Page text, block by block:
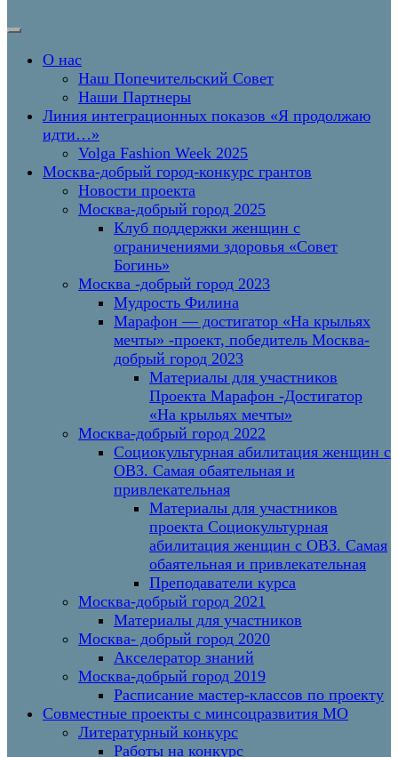
О нас
Наш Попечительский Совет
Наши Партнеры
Линия интеграционных показов «Я продолжаю
идти…»
Volga Fashion Week 2025
Москва-добрый город-конкурс грантов
Новости проекта
Москва-добрый город 2025
Клуб поддержки женщин с
ограничениями здоровья «Совет
Богинь»
Москва -добрый город 2023
Мудрость Филина
Марафон — достигатор «На крыльях
мечты» -проект, победитель Москва-
добрый город 2023
Материалы для участников
Проекта Марафон -Достигатор
«На крыльях мечты»
Москва-добрый город 2022
Социокультурная абилитация женщин с
ОВЗ. Самая обаятельная и
привлекательная
Материалы для участников
проекта Социокультурная
абилитация женщин с ОВЗ. Самая
обаятельная и привлекательная
Преподаватели курса
Москва-добрый город 2021
Материалы для участников
Москва- добрый город 2020
Акселератор знаний
Москва-добрый город 2019
Расписание мастер-классов по проекту
Совместные проекты с минсоцразвития МО
Литературный конкурс
Работы на конкурс